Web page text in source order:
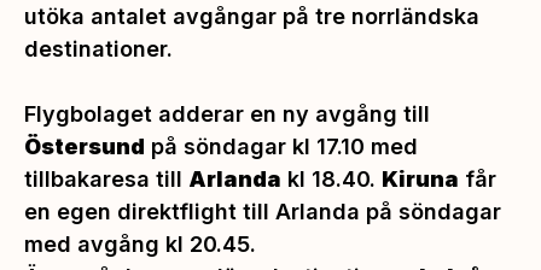
utöka antalet avgångar på tre norrländska
destinationer.
Flygbolaget adderar en ny avgång till
Östersund på söndagar kl 17.10 med
tillbakaresa till Arlanda kl 18.40. Kiruna får
en egen direktflight till Arlanda på söndagar
med avgång kl 20.45.